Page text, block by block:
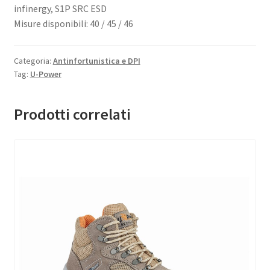
infinergy, S1P SRC ESD
Misure disponibili: 40 / 45 / 46
Categoria: Antinfortunistica e DPI
Tag: U-Power
Prodotti correlati